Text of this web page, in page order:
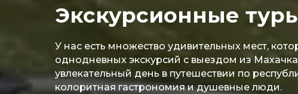
Экскурсионные
У нас есть множество удивительных мест,
однодневных экскурсий с выездом из
увлекательный день в путешествии по
колоритная гастрономия и душевные люди.